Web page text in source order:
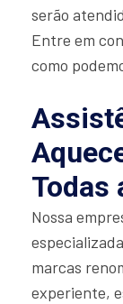
serão
Entre em
como
Todas
Nossa
marcas
experiente,